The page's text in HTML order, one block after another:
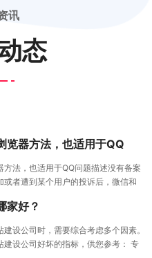
讯
态
览器方法，也适用于QQ
方法，也适用于QQ问题描述没有备案
或者遭到某个用户的投诉后，微信和
家好？
设公司时，需要综合考虑多个因素。
建设公司好坏的指标，供您参考： 专